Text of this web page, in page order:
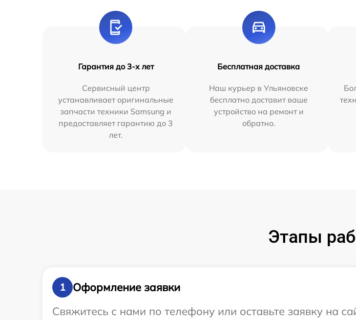
Гарантия до 3-х лет
Сервисный центр
устанавливает оригинальные
запчасти техники Samsung и
предоставляет гарантию до 3
лет.
Бесплатная доставка
Наш курьер в Ульяновске
бесплатно доставит ваше
устройство на ремонт и
обратно.
Этапы
1
Оформление заявки
Свяжитесь с нами по телефону или оставьте заявку на